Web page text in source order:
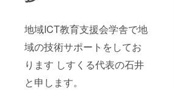
地域ICT教育支援会学舎で地
域の技術サポートをしてお
ります しすくる代表の石井
と申します。